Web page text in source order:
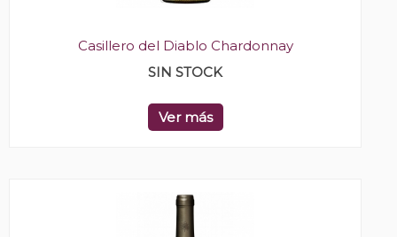
Casillero del Diablo Chardonnay
SIN STOCK
Ver más